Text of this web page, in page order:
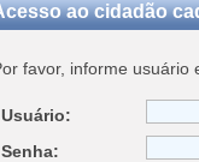
ao cidadão
favor, informe usuário
Usuário:
Senha: